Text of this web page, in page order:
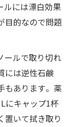
ルには漂白効果
目的なので問題
ールで取り切れ
には逆性石鹸
もあります​。薬
にキャップ1杯
置いて拭き取り